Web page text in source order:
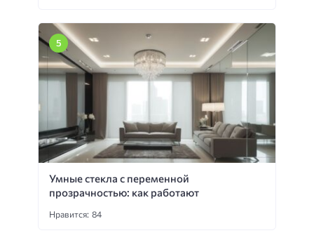
Умные стекла с переменной
прозрачностью: как работают
Нравится: 84